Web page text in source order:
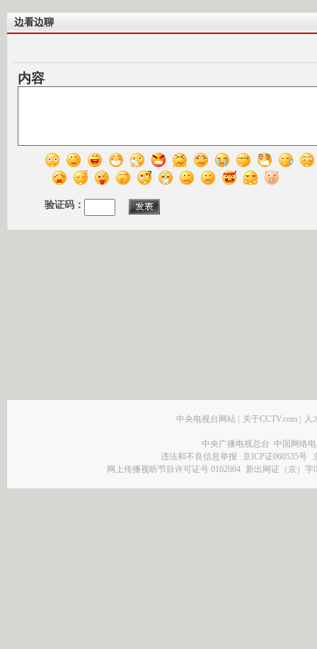
边看边聊
内容
验证码：
中央电视台网站 | 关于CCTV.com | 人
中央广播电视总台 中国网络
违法和不良信息举报
京ICP证060535号
网上传播视听节目许可证号 0102004 新出网证（京）